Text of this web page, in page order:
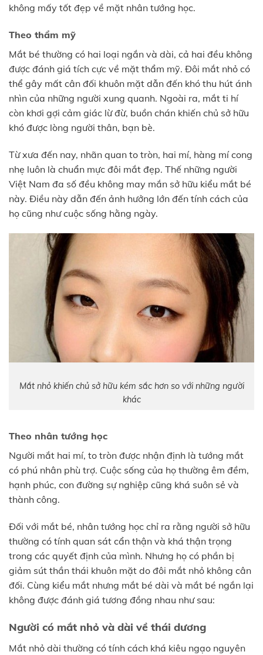
không mấy tốt đẹp về mặt nhân tướng học.
Theo thẩm mỹ
Mắt bé thường có hai loại ngắn và dài, cả hai đều không
được đánh giá tích cực về mặt thẩm mỹ. Đôi mắt nhỏ có
thể gây mất cân đối khuôn mặt dẫn đến khó thu hút ánh
nhìn của những người xung quanh. Ngoài ra, mắt ti hí
còn khơi gợi cảm giác lừ đừ, buồn chán khiến chủ sở hữu
khó được lòng người thân, bạn bè.
Từ xưa đến nay, nhãn quan to tròn, hai mí, hàng mí cong
nhẹ luôn là chuẩn mực đôi mắt đẹp. Thế những người
Việt Nam đa số đều không may mắn sở hữu kiểu mắt bé
này. Điều này dẫn đến ảnh hưởng lớn đến tính cách của
họ cũng như cuộc sống hằng ngày.
Mắt nhỏ khiến chủ sở hữu kém sắc hơn so với những người
khác
Theo nhân tướng học
Người mắt hai mí, to tròn được nhận định là tướng mắt
có phú nhân phù trợ. Cuộc sống của họ thường êm đềm,
hạnh phúc, con đường sự nghiệp cũng khá suôn sẻ và
thành công.
Đối với mắt bé, nhân tướng học chỉ ra rằng người sở hữu
thường có tính quan sát cẩn thận và khá thận trọng
trong các quyết định của mình. Nhưng họ có phần bị
giảm sút thần thái khuôn mặt do đôi mắt nhỏ không cân
đối. Cùng kiểu mắt nhưng mắt bé dài và mắt bé ngắn lại
không được đánh giá tương đồng nhau như sau:
Người có mắt nhỏ và dài về thái dương
Mắt nhỏ dài thường có tính cách khá kiêu ngạo nguyên